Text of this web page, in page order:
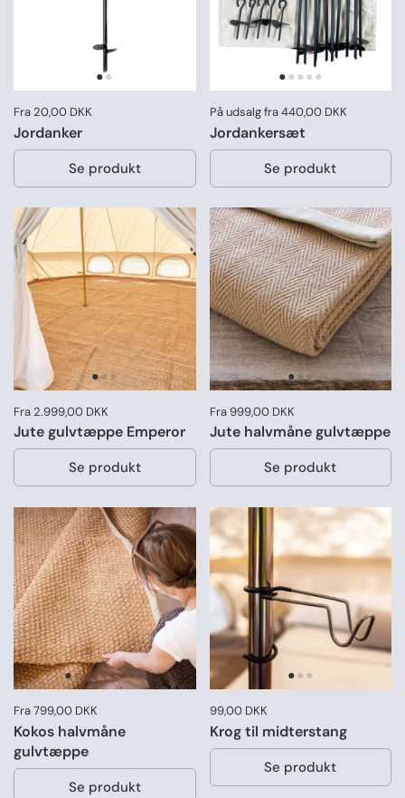
Pris:
Fra 20,00 DKK
Jordanker
Se produkt
Pris:
På udsalg fra 440,00 DKK
Jordankersæt
Se produkt
Pris:
Fra 2.999,00 DKK
Jute gulvtæppe Emperor
Se produkt
Pris:
Fra 999,00 DKK
Jute halvmåne gulvtæppe
Se produkt
Pris:
Fra 799,00 DKK
Kokos halvmåne
gulvtæppe
Se produkt
Pris:
99,00 DKK
Krog til midterstang
Se produkt